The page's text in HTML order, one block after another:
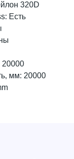
320D
Есть
20000
мм: 20000